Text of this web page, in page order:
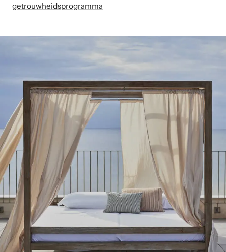
getrouwheidsprogramma